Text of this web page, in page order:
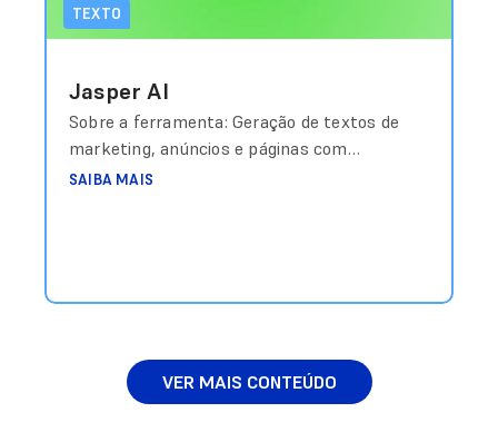
TEXTO
Jasper AI
Sobre a ferramenta: Geração de textos de
marketing, anúncios e páginas com
templates otimizados. Custo aproximado:
SAIBA MAIS
VER MAIS CONTEÚDO